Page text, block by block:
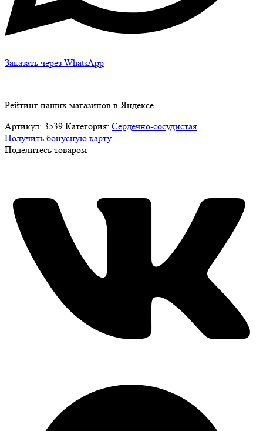
Заказать через WhatsApp
Рейтинг наших магазинов в Яндексе
Артикул: 3539 Категория: Сердечно-сосудистая
Получить бонусную карту
Поделитесь товаром